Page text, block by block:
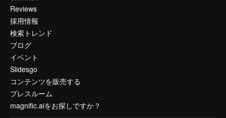
Reviews
採用情報
検索トレンド
ブログ
イベント
Slidesgo
コンテンツを販売する
プレスルーム
magnific.aiをお探しですか？